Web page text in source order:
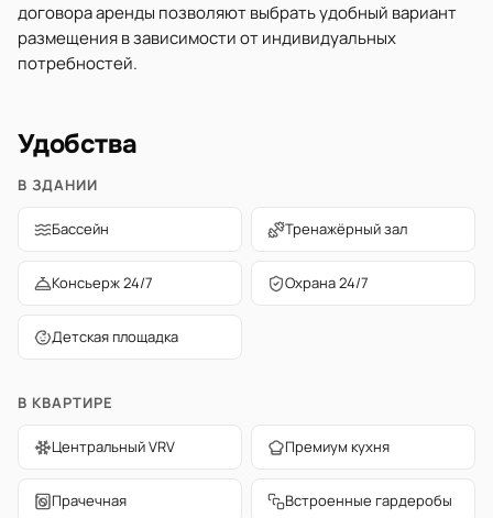
договора аренды позволяют выбрать удобный вариант
размещения в зависимости от индивидуальных
потребностей.
Удобства
В ЗДАНИИ
Бассейн Тренажёрный зал
Консьерж 24/7 Охрана 24/7
Детская площадка
В КВАРТИРЕ
Центральный VRV Премиум кухня
Прачечная Встроенные гардеробы